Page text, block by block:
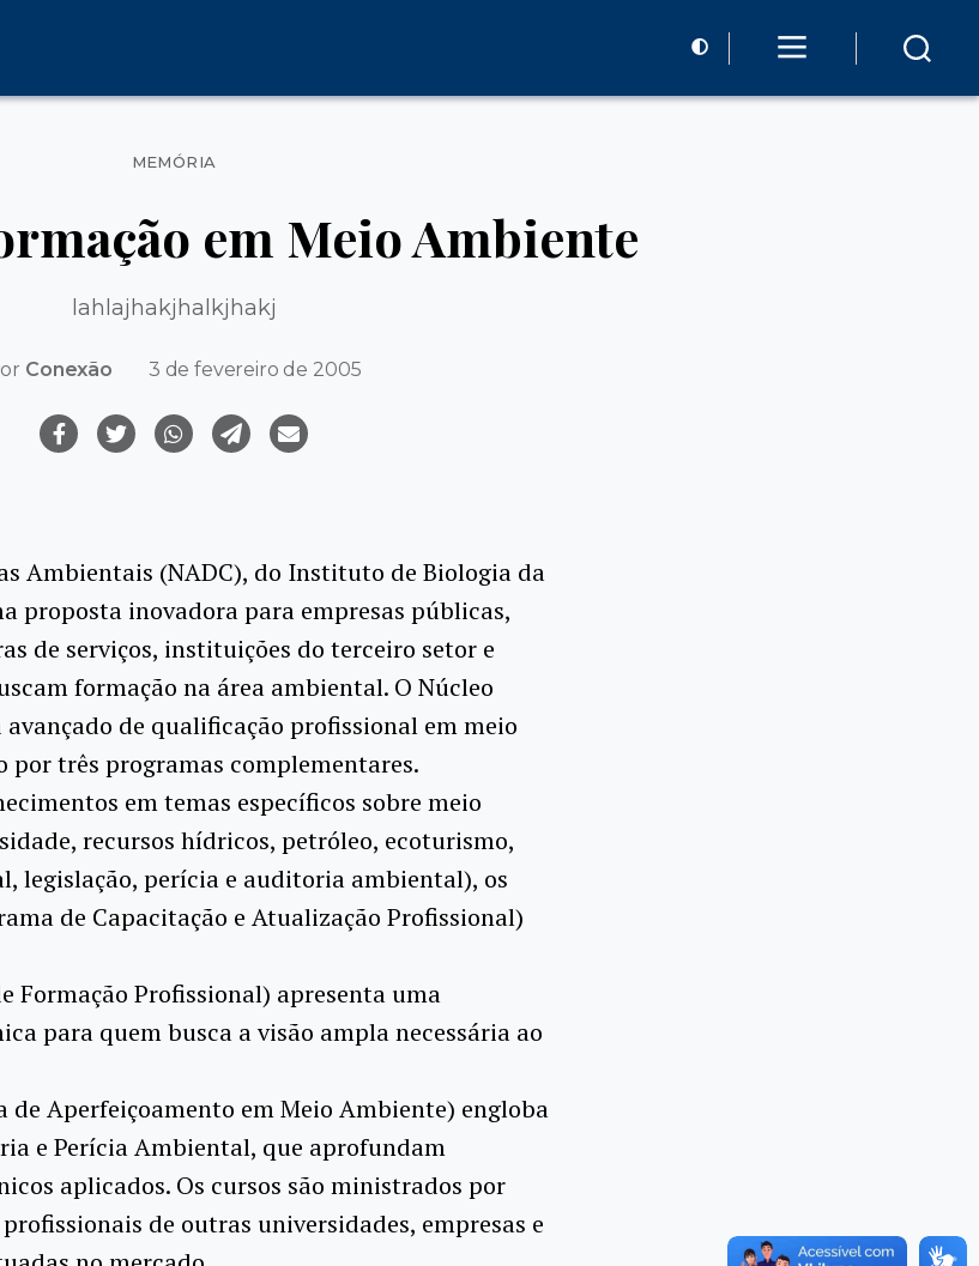
Categorias
MEMÓRIA
em Meio Ambiente
lahlajhakjhalkjhakj
Conexão 3 de fevereiro de 2005
Ambientais (NADC), do Instituto de Biologia da
proposta inovadora para empresas públicas,
de serviços, instituições do terceiro setor e
formação na área ambiental. O Núcleo
avançado de qualificação profissional em meio
por três programas complementares.
em temas específicos sobre meio
recursos hídricos, petróleo, ecoturismo,
legislação, perícia e auditoria ambiental), os
de Capacitação e Atualização Profissional)
Formação Profissional) apresenta uma
para quem busca a visão ampla necessária ao
de Aperfeiçoamento em Meio Ambiente) engloba
e Perícia Ambiental, que aprofundam
aplicados. Os cursos são ministrados por
profissionais de outras universidades, empresas e